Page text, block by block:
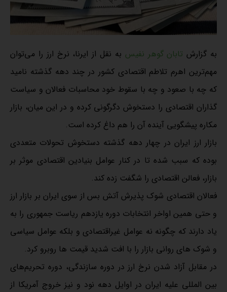
به گزارش تابان گوهر نفیس به نقل از ایرنا، نرخ ارز را می‌توان
مهم‌ترین اهرم تلاطم اقتصادی کشور در چند دهه گذشته نامید
که چه با صعود و چه با سقوط خود محاسبات فعالان و سیاست
گذاران اقتصادی را دستخوش دگرگونی کرده و در این میان، بازار
مکاره پیشگویی آینده آن را هم داغ کرده است.
بازار ارز ایران در چهار دهه گذشته دستخوش تحولات متعددی
بوده که سبب شده تا در کنار عوامل بنیادین اقتصادی موثر بر
بازار، فعالن اقتصادی را شگفت زده کند.
فعالان اقتصادی شوک پذیرش آتش بس از سوی ایران بر بازار ارز
و حتی همین اواخر انتخابات دوره یازدهم ریاست جمهوری را به
یاد دارند که چگونه نه عوامل غیراقتصادی و بلکه عوامل سیاسی
و شوک های روانی بازار را با افت شدید قیمت ها روبرو کرد.
در مقابل آزاد شدن‌ نرخ ارز در دوره سازندگی، دوره تحریم‌های
بین المللی علیه ایران در اوایل دهه نود و نیز خروج آمریکا از